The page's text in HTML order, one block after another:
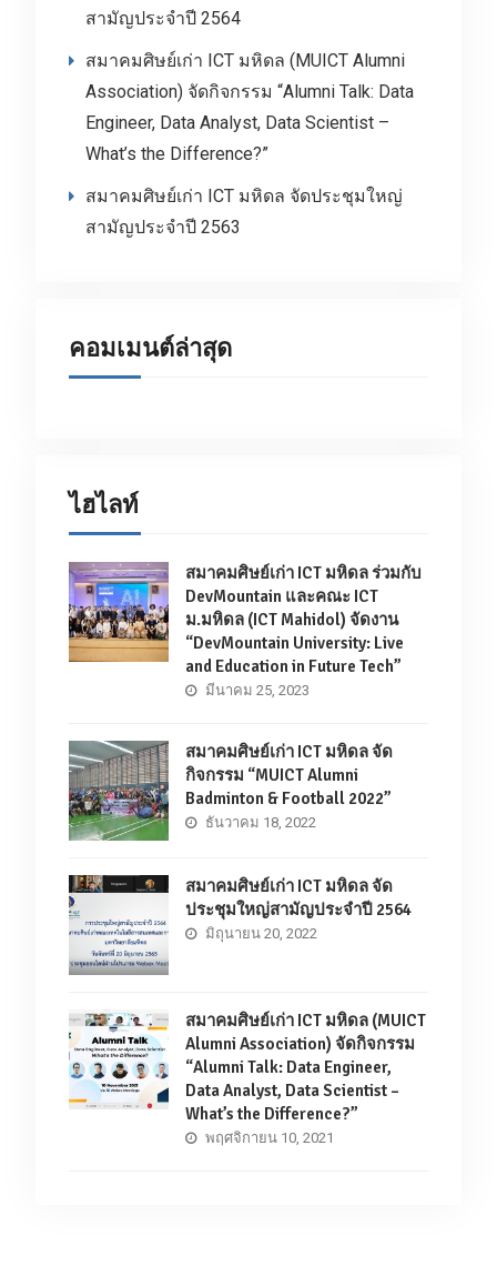
สามัญประจำปี 2564
สมาคมศิษย์เก่า ICT มหิดล (MUICT Alumni
Association) จัดกิจกรรม “Alumni Talk: Data
Engineer, Data Analyst, Data Scientist –
What’s the Difference?”
สมาคมศิษย์เก่า ICT มหิดล จัดประชุมใหญ่
สามัญประจำปี 2563
คอมเมนต์ล่าสุด
ไฮไลท์
สมาคมศิษย์เก่า ICT มหิดล ร่วมกับ
DevMountain และคณะ ICT
ม.มหิดล (ICT Mahidol) จัดงาน
“DevMountain University: Live
and Education in Future Tech”
มีนาคม 25, 2023
สมาคมศิษย์เก่า ICT มหิดล จัด
กิจกรรม “MUICT Alumni
Badminton & Football 2022”
ธันวาคม 18, 2022
สมาคมศิษย์เก่า ICT มหิดล จัด
ประชุมใหญ่สามัญประจำปี 2564
มิถุนายน 20, 2022
สมาคมศิษย์เก่า ICT มหิดล (MUICT
Alumni Association) จัดกิจกรรม
“Alumni Talk: Data Engineer,
Data Analyst, Data Scientist –
What’s the Difference?”
พฤศจิกายน 10, 2021